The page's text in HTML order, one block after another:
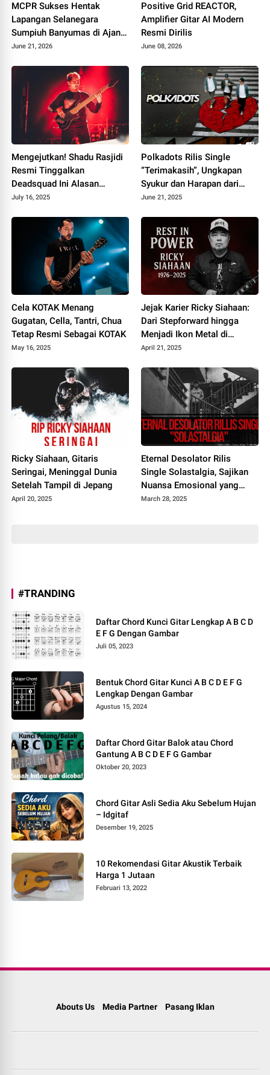
MCPR Sukses Hentak
Lapangan Selanegara
Sumpiuh Banyumas di Ajang
76 Silaturahmi HAPPIII
June 21, 2026
Positive Grid REACTOR,
Amplifier Gitar AI Modern
Resmi Dirilis
June 08, 2026
Mengejutkan! Shadu Rasjidi
Resmi Tinggalkan
Deadsquad Ini Alasan
Sebenarnya
July 16, 2025
Polkadots Rilis Single
“Terimakasih”, Ungkapan
Syukur dan Harapan dari
Album Heartbreak Analogy
June 21, 2025
Cela KOTAK Menang
Gugatan, Cella, Tantri, Chua
Tetap Resmi Sebagai KOTAK
May 16, 2025
Jejak Karier Ricky Siahaan:
Dari Stepforward hingga
Menjadi Ikon Metal di
Seringai
April 21, 2025
Ricky Siahaan, Gitaris
Seringai, Meninggal Dunia
Setelah Tampil di Jepang
April 20, 2025
Eternal Desolator Rilis
Single Solastalgia, Sajikan
Nuansa Emosional yang
Ambivalen
March 28, 2025
#TRANDING
Daftar Chord Kunci Gitar Lengkap A B C D
E F G Dengan Gambar
Juli 05, 2023
Bentuk Chord Gitar Kunci A B C D E F G
Lengkap Dengan Gambar
Agustus 15, 2024
Daftar Chord Gitar Balok atau Chord
Gantung A B C D E F G Gambar
Oktober 20, 2023
Chord Gitar Asli Sedia Aku Sebelum Hujan
– Idgitaf
Desember 19, 2025
10 Rekomendasi Gitar Akustik Terbaik
Harga 1 Jutaan
Februari 13, 2022
Abouts Us Media Partner Pasang Iklan